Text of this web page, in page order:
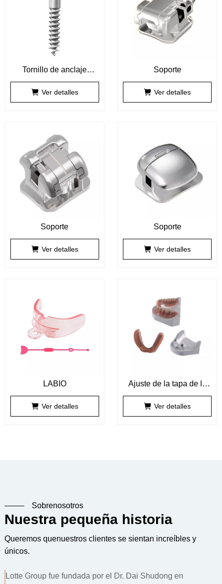
Tornillo de anclaje
ortodobtic
Ver detalles
Soporte
Ver detalles
Soporte
Ver detalles
Soporte
Ver detalles
LABIO
Ver detalles
Ajuste de la tapa de la
pelota después de la
precisión
Ver detalles
Sobrenosotros
Nuestra pequeña historia
Queremos quenuestros clientes se sientan increíbles y
únicos.
Lotte Group fue fundada por el Dr. Dai Shudong en